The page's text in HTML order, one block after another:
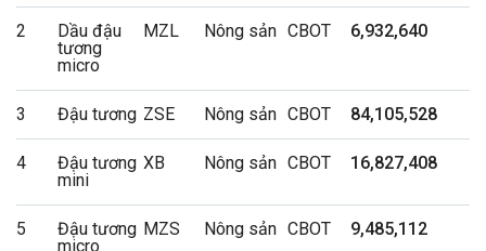
2
Dầu đậu
tương
micro
MZL Nông sản CBOT 6,932,640
3 Đậu tương ZSE Nông sản CBOT 84,105,528
4
Đậu tương
mini
XB Nông sản CBOT 16,827,408
5
Đậu tương
micro
MZS Nông sản CBOT 9,485,112